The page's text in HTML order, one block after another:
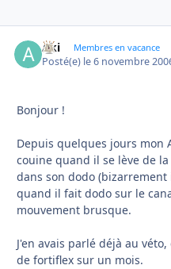
Aki Membres en vacance
Posté(e) le 6 novembre
Bonjour !
Depuis quelques jours mon
couine quand il se lève de
dans son dodo
quand il fait dodo sur le
mouvement brusque.
J'en avais parlé déjà au
de fortiflex sur un mois.